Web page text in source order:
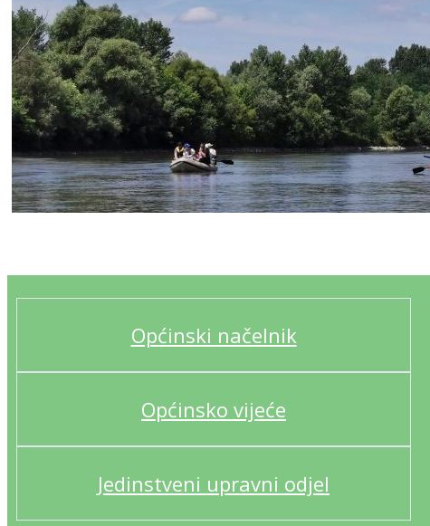
Općinski načelnik
Općinsko vijeće
Jedinstveni upravni odjel